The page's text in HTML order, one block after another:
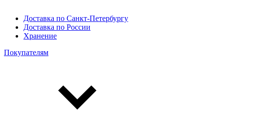
Доставка по Санкт-Петербургу
Доставка по России
Хранение
Покупателям